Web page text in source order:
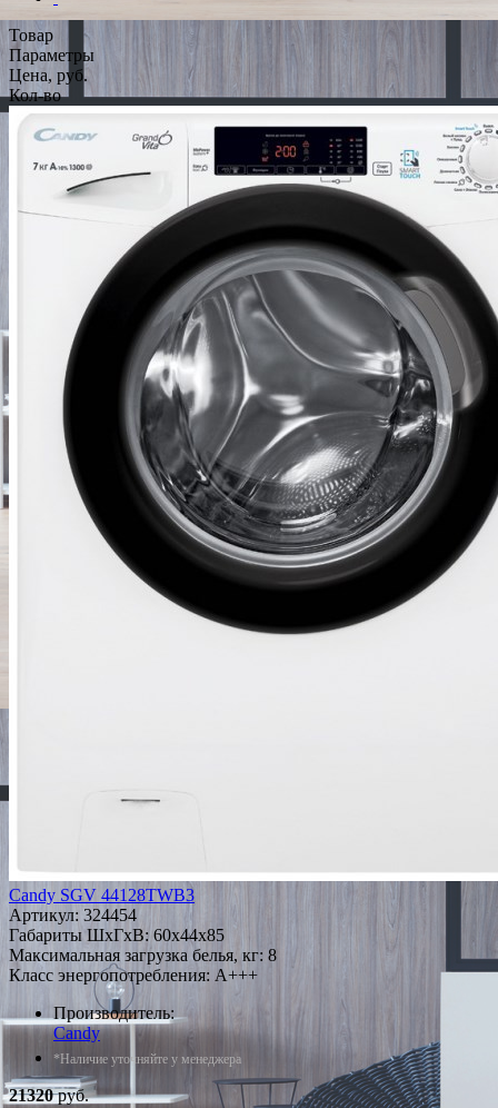
Товар
Параметры
Цена, руб.
Кол-во
Candy SGV 44128TWB3
Артикул: 324454
Габариты ШxГxВ: 60x44x85
Максимальная загрузка белья, кг: 8
Класс энергопотребления: A+++
Производитель:
Candy
*Наличие уточняйте у менеджера
21320руб.